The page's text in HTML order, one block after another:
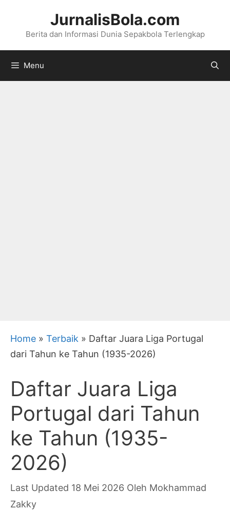
JurnalisBola.com
Berita dan Informasi Dunia Sepakbola Terlengkap
Menu
Home » Terbaik » Daftar Juara Liga Portugal
dari Tahun ke Tahun (1935-2026)
Daftar Juara Liga
Portugal dari Tahun
ke Tahun (1935-
2026)
18 Mei 2026 Oleh Mokhammad
Zakky